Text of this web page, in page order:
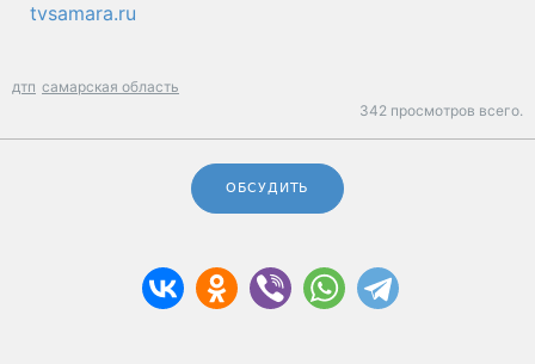
tvsamara.ru
дтп самарская область
342 просмотров всего.
ОБСУДИТЬ